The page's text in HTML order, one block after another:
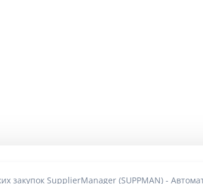
закупок SupplierManager (SUPPMAN) -